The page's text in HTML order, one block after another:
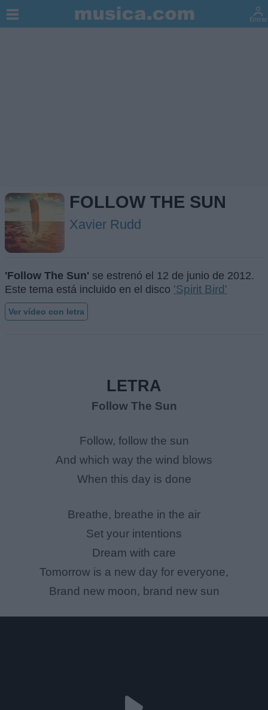
FOLLOW THE SUN
Xavier Rudd
'Follow The Sun' se estrenó el 12 de junio de 2012.
Este tema está incluido en el disco 'Spirit Bird'
Ver vídeo con letra
LETRA
Follow The Sun
Follow, follow the sun
And which way the wind blows
When this day is done
Breathe, breathe in the air
Set your intentions
Dream with care
Tomorrow is a new day for everyone,
Brand new moon, brand new sun